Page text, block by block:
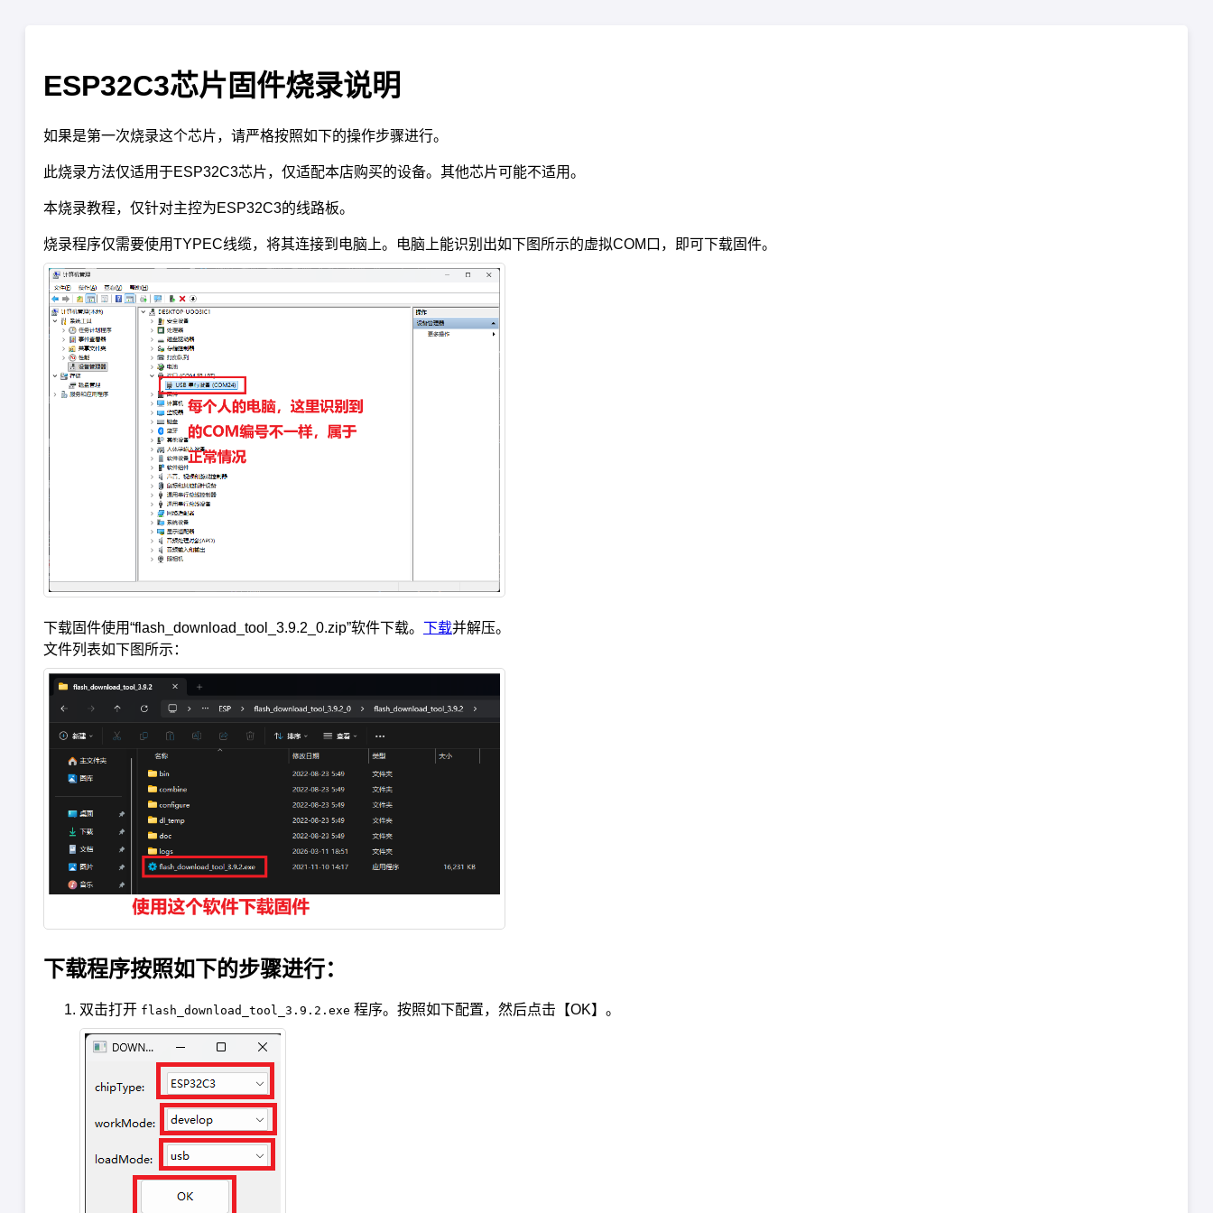
ESP32C3芯片固件烧录说明
如果是第一次烧录这个芯片，请严格按照如下的操作步骤进行。
此烧录方法仅适用于ESP32C3芯片，仅适配本店购买的设备。其他芯片可能不适用。
本烧录教程，仅针对主控为ESP32C3的线路板。
烧录程序仅需要使用TYPEC线缆，将其连接到电脑上。电脑上能识别出如下图所示的虚拟COM口，即可下载固件。
下载固件使用“flash_download_tool_3.9.2_0.zip”软件下载。 下载并解压。
文件列表如下图所示：
下载程序按照如下的步骤进行：
双击打开 flash_download_tool_3.9.2.exe 程序。按照如下配置，然后点击【OK】。